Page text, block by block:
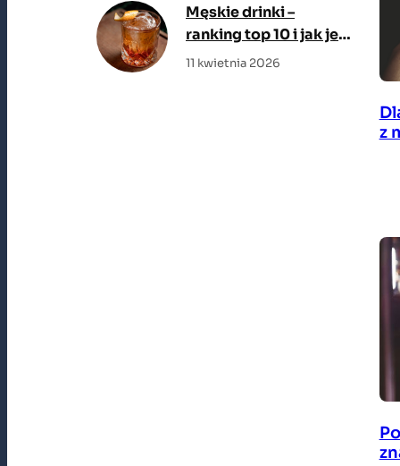
Męskie drinki –
ranking top 10 i jak je
zrobić
11 kwietnia 2026
z